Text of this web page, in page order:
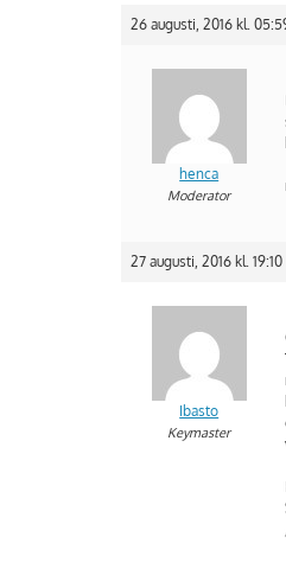
26 augusti, 2016 kl.
henca
Moderator
27 augusti, 2016 kl. 19:10
Ibasto
Keymaster